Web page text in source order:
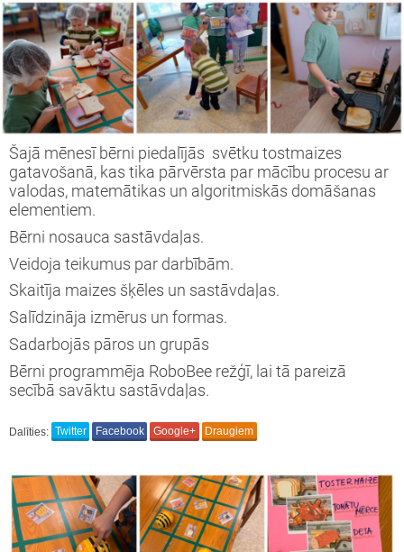
Šajā mēnesī bērni piedalījās svētku tostmaizes
gatavošanā, kas tika pārvērsta par mācību procesu ar
valodas, matemātikas un algoritmiskās domāšanas
elementiem.
Bērni nosauca sastāvdaļas.
Veidoja teikumus par darbībām.
Skaitīja maizes šķēles un sastāvdaļas.
Salīdzināja izmērus un formas.
Sadarbojās pāros un grupās
Bērni programmēja RoboBee režģī, lai tā pareizā
secībā savāktu sastāvdaļas.
Dalīties: Twitter Facebook Google+ Draugiem
tiekamies IKT ' 23-24
darba projekts Nr.2023-1-LV02-
VJT-000114519
projekts " We are full of wonder"
darba projekts Nr.2022-1-LV02-
VJT-000080173
Latvijai!
brīvprātīgā darba projekts
Together" 2